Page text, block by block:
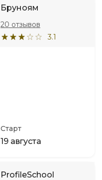
Бруноям
3.1
20 отзывов
Старт
19 августа
ProfileSchool